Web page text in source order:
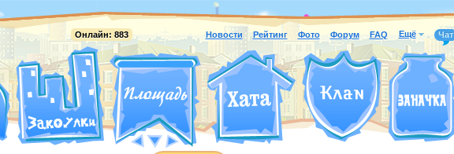
Онлайн: 883 Новости Рейтинг Фото Форум FAQ Ещё Чат